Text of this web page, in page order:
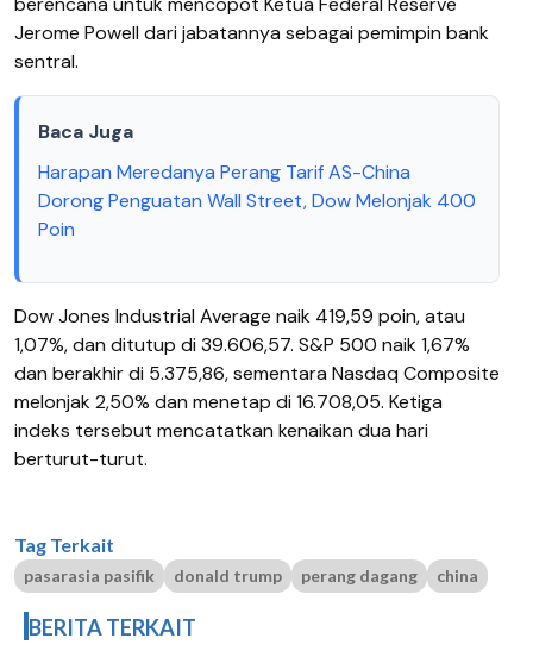
Jerome Powell dari jabatannya sebagai pemimpin bank
sentral.
Baca Juga
Harapan Meredanya Perang Tarif AS-China
Dorong Penguatan Wall Street, Dow Melonjak 400
Poin
Dow Jones Industrial Average naik 419,59 poin, atau
1,07%, dan ditutup di 39.606,57. S&P 500 naik 1,67%
dan berakhir di 5.375,86, sementara Nasdaq Composite
melonjak 2,50% dan menetap di 16.708,05. Ketiga
indeks tersebut mencatatkan kenaikan dua hari
berturut-turut.
Tag Terkait
pasarasia pasifik donald trump perang dagang china
BERITA TERKAIT